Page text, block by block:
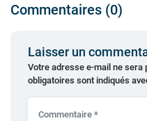
Commentaires (0)
Laisser un
Votre adresse e-mail ne sera
obligatoires sont indiqués